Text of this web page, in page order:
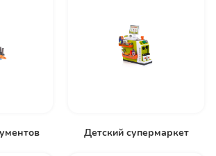
Детский супермаркет